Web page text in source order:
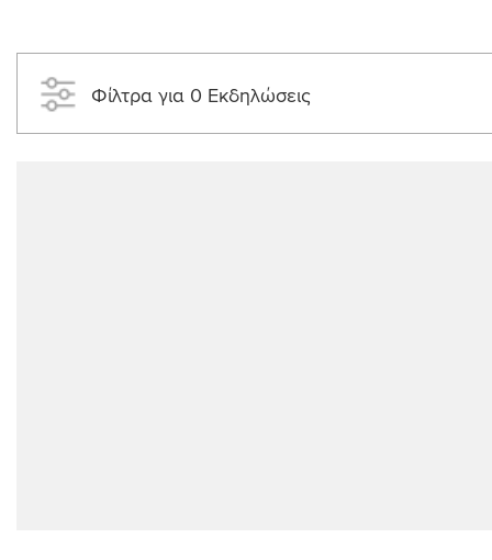
Φίλτρα για 0 Εκδηλώσεις